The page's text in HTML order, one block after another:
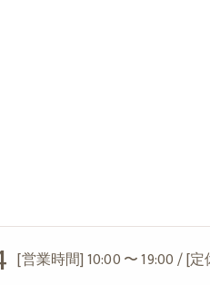
[営業時間] 10:00 〜 19:00 / [